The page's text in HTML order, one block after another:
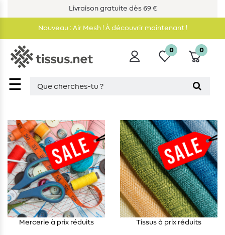
Livraison gratuite dès 69 €
Nouveau : Air Mesh ! À découvrir maintenant !
☰
0 0
Mercerie à prix réduits Tissus à prix réduits